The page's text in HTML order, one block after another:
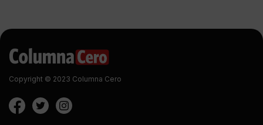
Copyright © 2023 Columna Cero